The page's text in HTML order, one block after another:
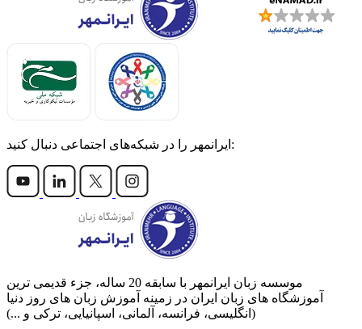
ایرانمهر را در شبکه‌های اجتماعی دنبال کنید:
موسسه زبان ایرانمهر با سابقه‌ 20 ساله، جزء قدیمی ترین
آموزشگاه های زبان ایران در زمینه آموزش زبان های روز دنیا
(انگلیسی، فرانسه، آلمانی، اسپانیایی، ترکی و ...)